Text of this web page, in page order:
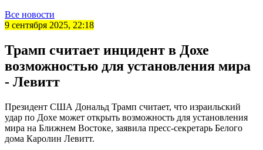
Все новости
9 сентября 2025, 22:18
Трамп считает инцидент в Дохе
возможностью для установления мира
- Левитт
Президент США Дональд Трамп считает, что израильский
удар по Дохе может открыть возможность для установления
мира на Ближнем Востоке, заявила пресс-секретарь Белого
дома Каролин Левитт.